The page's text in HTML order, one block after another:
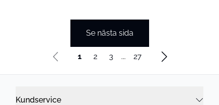
Se nästa sida
1 2 3 ... 27
Kundservice